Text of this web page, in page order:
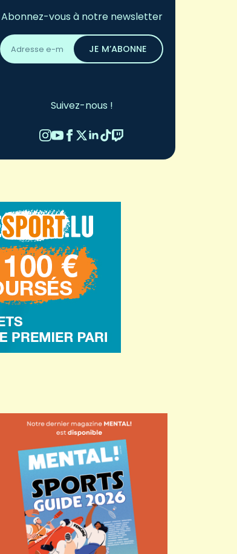
Abonnez-vous à notre newsletter
Adresse
email
*
JE M’ABONNE
Suivez-nous !